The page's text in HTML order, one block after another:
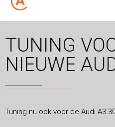
TUNING
NIEUWE
Tuning nu ook voor de Audi A3